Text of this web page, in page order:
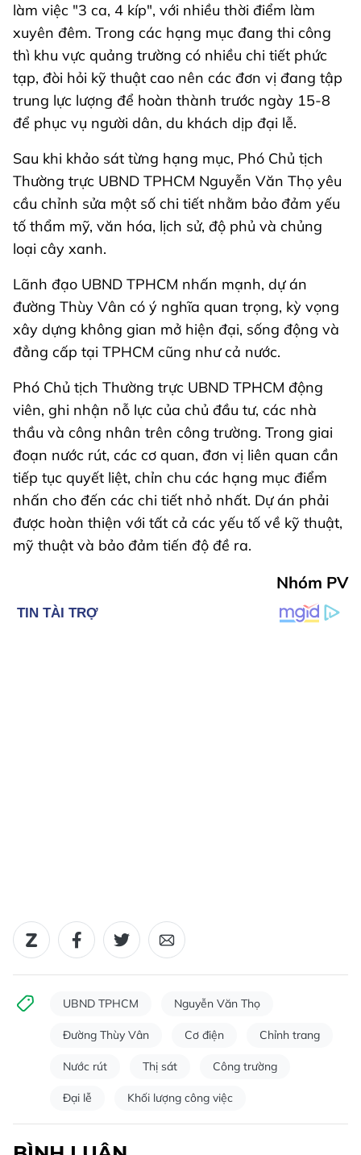
làm việc "3 ca, 4 kíp", với nhiều thời điểm làm
xuyên đêm. Trong các hạng mục đang thi công
thì khu vực quảng trường có nhiều chi tiết phức
tạp, đòi hỏi kỹ thuật cao nên các đơn vị đang tập
trung lực lượng để hoàn thành trước ngày 15-8
để phục vụ người dân, du khách dịp đại lễ.
Sau khi khảo sát từng hạng mục, Phó Chủ tịch
Thường trực UBND TPHCM Nguyễn Văn Thọ yêu
cầu chỉnh sửa một số chi tiết nhằm bảo đảm yếu
tố thẩm mỹ, văn hóa, lịch sử, độ phủ và chủng
loại cây xanh.
Lãnh đạo UBND TPHCM nhấn mạnh, dự án
đường Thùy Vân có ý nghĩa quan trọng, kỳ vọng
xây dựng không gian mở hiện đại, sống động và
đẳng cấp tại TPHCM cũng như cả nước.
Phó Chủ tịch Thường trực UBND TPHCM động
viên, ghi nhận nỗ lực của chủ đầu tư, các nhà
thầu và công nhân trên công trường. Trong giai
đoạn nước rút, các cơ quan, đơn vị liên quan cần
tiếp tục quyết liệt, chỉn chu các hạng mục điểm
nhấn cho đến các chi tiết nhỏ nhất. Dự án phải
được hoàn thiện với tất cả các yếu tố về kỹ thuật,
mỹ thuật và bảo đảm tiến độ đề ra.
Nhóm PV
UBND TPHCM Nguyễn Văn Thọ
Đường Thùy Vân Cơ điện Chỉnh trang
Nước rút Thị sát Công trường
Đại lễ Khối lượng công việc